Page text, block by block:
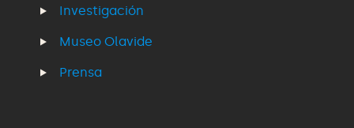
Investigación
Museo Olavide
Prensa